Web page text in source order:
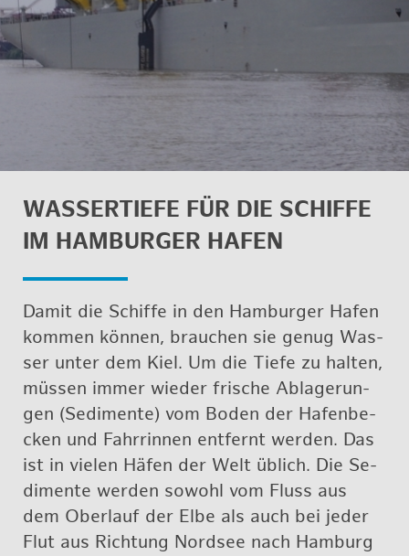
WAS­SER­TIE­FE FÜR DIE SCHIF­FE
IM HAM­BUR­GER HAFEN
Damit die Schif­fe in den Ham­bur­ger Hafen
kom­men kön­nen, brau­chen sie genug Was­
ser unter dem Kiel. Um die Tiefe zu hal­ten,
müs­sen immer wie­der fri­sche Ab­la­ge­run­
gen (Se­di­men­te) vom Boden der Ha­fen­be­
cken und Fahr­rin­nen ent­fernt wer­den. Das
ist in vie­len Häfen der Welt üb­lich. Die Se­
di­men­te wer­den so­wohl vom Fluss aus
dem Ober­lauf der Elbe als auch bei jeder
Flut aus Rich­tung Nord­see nach Ham­burg